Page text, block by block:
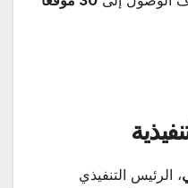
، الرئيس التنفيذي